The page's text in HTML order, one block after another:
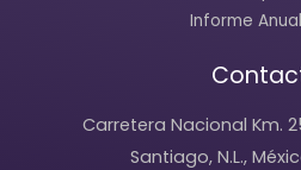
Informe
Carretera Nacional Km.
Santiago, N.L.,